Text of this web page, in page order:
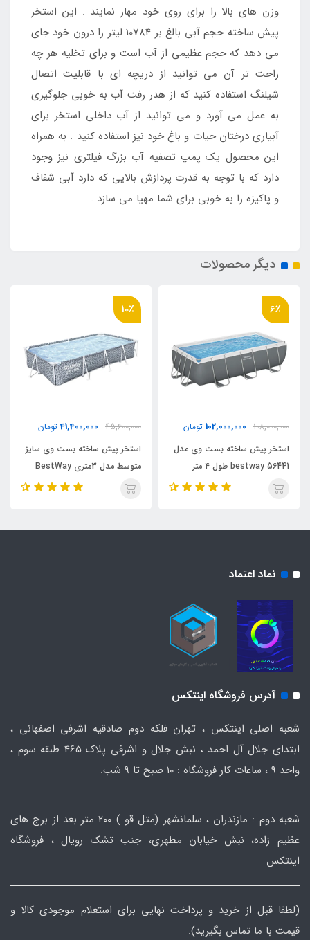
وزن های بالا را برای روی خود مهار نمایند . این استخر
پیش ساخته حجم آبی بالغ بر 10784 لیتر را درون خود جای
می دهد که حجم عظیمی از آب است و برای تخلیه هر چه
راحت تر آن می توانید از دریچه ای با قابلیت اتصال
شیلنگ استفاده کنید که از هدر رفت آب به خوبی جلوگیری
به عمل می آورد و می توانید از آب داخلی استخر برای
آبیاری درختان حیات و باغ خود نیز استفاده کنید . به همراه
این محصول یک پمپ تصفیه آب بزرگ فیلتری نیز وجود
دارد که با توجه به قدرت پردازش بالایی که دارد آبی شفاف
و پاکیزه را به خوبی برای شما مهیا می سازد .
دیگر محصولات
6٪
108,000,000
102,000,000 تومان
استخر پیش ساخته بست وی مدل
bestway 56441 طول ۴ متر
10٪
45,600,000
41,400,000 تومان
استخر پیش ساخته بست وی سایز
متوسط مدل 3متری BestWay
561FT
نماد اعتماد
آدرس فروشگاه اینتکس
شعبه اصلی اینتکس ، تهران فلکه دوم صادقیه اشرفی اصفهانی ،
ابتدای جلال آل احمد ، نبش جلال و اشرفی پلاک 465 طبقه سوم ،
واحد ۹ ، ساعات کار فروشگاه : ۱۰ صبح تا ۹ شب.
شعبه دوم : مازندران ، سلمانشهر (متل قو ) ۲۰۰ متر بعد از برج های
عظیم زاده، نبش خیابان مطهری، جنب تشک رویال ، فروشگاه
اینتکس
(لطفا قبل از خرید و پرداخت نهایی برای استعلام موجودی کالا و
قیمت با ما تماس بگیرید).